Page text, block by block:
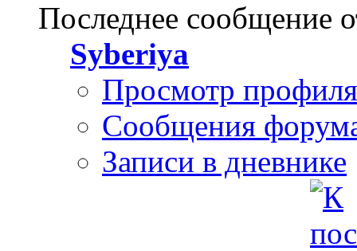
Последнее сообщение
Syberiya
Просмотр профиля
Сообщения
Записи в дневнике